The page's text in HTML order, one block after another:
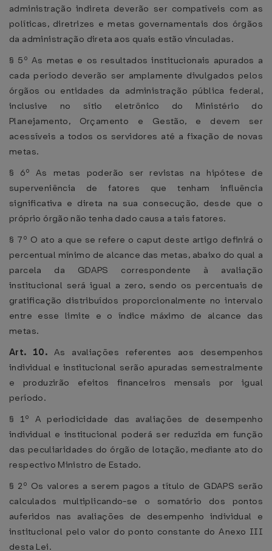
administração indireta deverão ser compatíveis com as
políticas, diretrizes e metas governamentais dos órgãos
da administração direta aos quais estão vinculadas.
§ 5º As metas e os resultados institucionais apurados a
cada período deverão ser amplamente divulgados pelos
órgãos ou entidades da administração pública federal,
inclusive no sítio eletrônico do Ministério do
Planejamento, Orçamento e Gestão, e devem ser
acessíveis a todos os servidores até a fixação de novas
metas.
§ 6º As metas poderão ser revistas na hipótese de
superveniência de fatores que tenham influência
significativa e direta na sua consecução, desde que o
próprio órgão não tenha dado causa a tais fatores.
§ 7º O ato a que se refere o caput deste artigo definirá o
percentual mínimo de alcance das metas, abaixo do qual a
parcela da GDAPS correspondente à avaliação
institucional será igual a zero, sendo os percentuais de
gratificação distribuídos proporcionalmente no intervalo
entre esse limite e o índice máximo de alcance das
metas.
Art. 10. As avaliações referentes aos desempenhos
individual e institucional serão apuradas semestralmente
e produzirão efeitos financeiros mensais por igual
período.
§ 1º A periodicidade das avaliações de desempenho
individual e institucional poderá ser reduzida em função
das peculiaridades do órgão de lotação, mediante ato do
respectivo Ministro de Estado.
§ 2º Os valores a serem pagos a título de GDAPS serão
calculados multiplicando-se o somatório dos pontos
auferidos nas avaliações de desempenho individual e
institucional pelo valor do ponto constante do Anexo III
desta Lei.